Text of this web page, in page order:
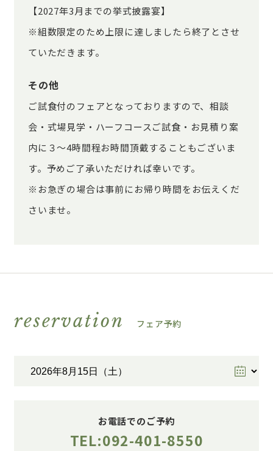
【2027年3月までの挙式披露宴】
※組数限定のため上限に達しましたら終了とさせ
ていただきます。
その他
ご試食付のフェアとなっておりますので、相談
会・式場見学・ハーフコースご試食・お見積り案
内に３～4時間程お時間頂戴することもございま
す。予めご了承いただければ幸いです。
※お急ぎの場合は事前にお帰り時間をお伝えくだ
さいませ。
reservation フェア予約
お電話でのご予約
TEL:092-401-8550